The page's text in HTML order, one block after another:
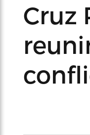
Cruz